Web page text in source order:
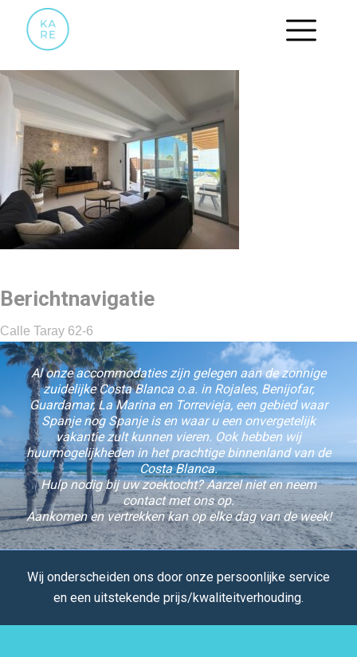
WOONKAMER.4
Berichtnavigatie
Calle Taray 62-6
Al onze accommodaties zijn gelegen aan de zonnige
zuidelijke Costa Blanca o.a. in Rojales, Benijofar,
Guardamar, La Marina en Torrevieja, een gebied waar
Spanje nog Spanje is en waar u een onvergetelijk
vakantie zult kunnen vieren. Ook hebben wij
huurmogelijkheden in het prachtige binnenland van de
Costa Blanca.
Hulp nodig bij uw zoektocht? Aarzel niet en neem
contact met ons op.
Aankomen en vertrekken kan op elke dag van de week!
Wij onderscheiden ons door onze persoonlijke service
en een uitstekende prijs/kwaliteitverhouding.